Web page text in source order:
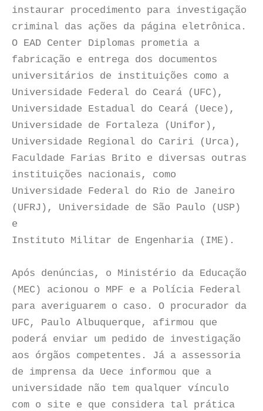
instaurar procedimento para investigação
criminal das ações da página eletrônica.
O EAD Center Diplomas prometia a
fabricação e entrega dos documentos
universitários de instituições como a
Universidade Federal do Ceará (UFC),
Universidade Estadual do Ceará (Uece),
Universidade de Fortaleza (Unifor),
Universidade Regional do Cariri (Urca),
Faculdade Farias Brito e diversas outras
instituições nacionais, como
Universidade Federal do Rio de Janeiro
(UFRJ), Universidade de São Paulo (USP)
e
Instituto Militar de Engenharia (IME).
Após denúncias, o Ministério da Educação
(MEC) acionou o MPF e a Polícia Federal
para averiguarem o caso. O procurador da
UFC, Paulo Albuquerque, afirmou que
poderá enviar um pedido de investigação
aos órgãos competentes. Já a assessoria
de imprensa da Uece informou que a
universidade não tem qualquer vínculo
com o site e que considera tal prática